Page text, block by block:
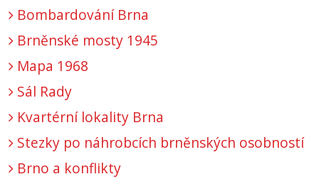
Bombardování Brna
Brněnské mosty 1945
Mapa 1968
Sál Rady
Kvartérní lokality Brna
Stezky po náhrobcích brněnských osobností
Brno a konflikty